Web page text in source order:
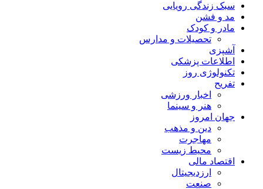
سبک زندگی رویایی
مد و فشن
مادر و کودک
تحصیلات و مدارس
آشپزی
اطلاعات پزشکی
تکنولوژی روز
تفریح
اخبار ورزشی
هنر و سینما
جهان امروز
دین و مذهب
مهاجرت
محیط زیست
اقتصاد مالی
ارزدیجیتال
صنعت